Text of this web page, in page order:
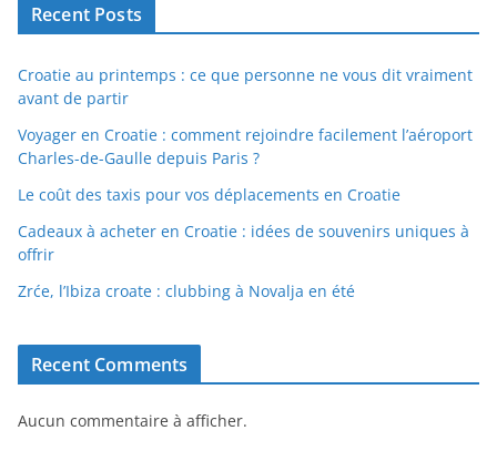
Recent Posts
Croatie au printemps : ce que personne ne vous dit vraiment
avant de partir
Voyager en Croatie : comment rejoindre facilement l’aéroport
Charles-de-Gaulle depuis Paris ?
Le coût des taxis pour vos déplacements en Croatie
Cadeaux à acheter en Croatie : idées de souvenirs uniques à
offrir
Zrće, l’Ibiza croate : clubbing à Novalja en été
Recent Comments
Aucun commentaire à afficher.